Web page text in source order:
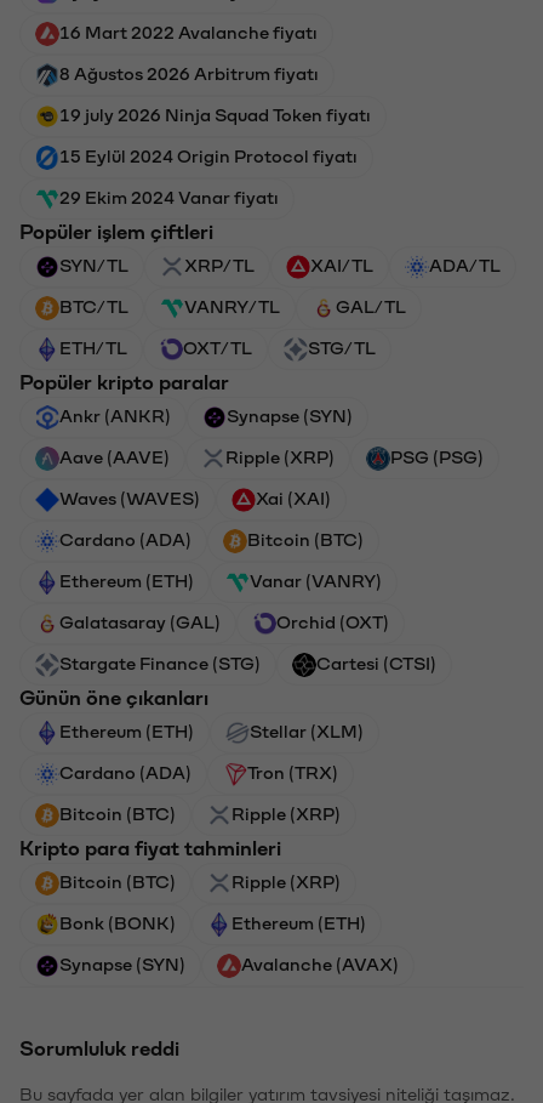
16 Mart 2022 Avalanche fiyatı
8 Ağustos 2026 Arbitrum fiyatı
19 july 2026 Ninja Squad Token fiyatı
15 Eylül 2024 Origin Protocol fiyatı
29 Ekim 2024 Vanar fiyatı
Popüler işlem çiftleri
SYN/TL XRP/TL XAI/TL ADA/TL
BTC/TL VANRY/TL GAL/TL
ETH/TL OXT/TL STG/TL
Popüler kripto paralar
Ankr (ANKR) Synapse (SYN)
Aave (AAVE) Ripple (XRP) PSG (PSG)
Waves (WAVES) Xai (XAI)
Cardano (ADA) Bitcoin (BTC)
Ethereum (ETH) Vanar (VANRY)
Galatasaray (GAL) Orchid (OXT)
Stargate Finance (STG) Cartesi (CTSI)
Günün öne çıkanları
Ethereum (ETH) Stellar (XLM)
Cardano (ADA) Tron (TRX)
Bitcoin (BTC) Ripple (XRP)
Kripto para fiyat tahminleri
Bitcoin (BTC) Ripple (XRP)
Bonk (BONK) Ethereum (ETH)
Synapse (SYN) Avalanche (AVAX)
Sorumluluk reddi
Bu sayfada yer alan bilgiler yatırım tavsiyesi niteliği taşımaz.